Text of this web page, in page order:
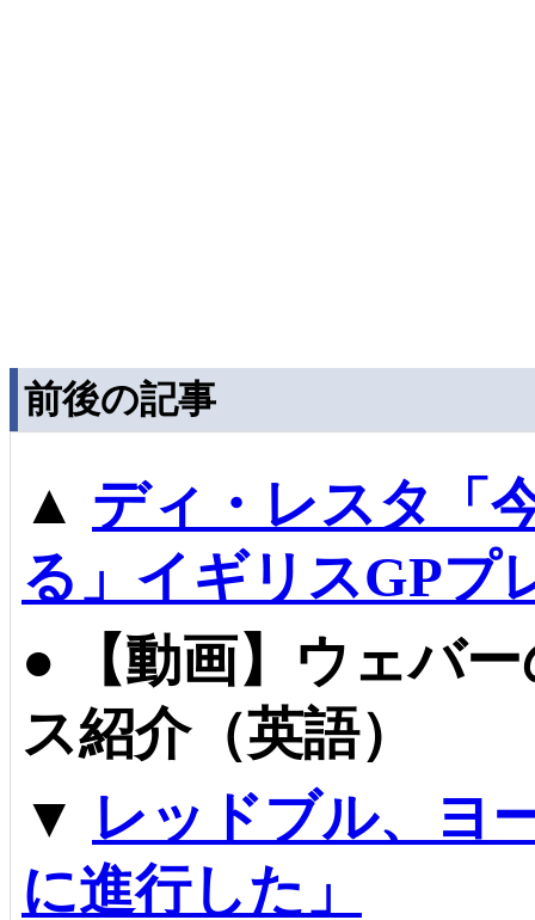
前後の記事
▲ ディ・レスタ「
る」イギリスGPプ
●
【動画】ウェバ
ス紹介（英語）
▼ レッドブル、ヨ
に進行した」